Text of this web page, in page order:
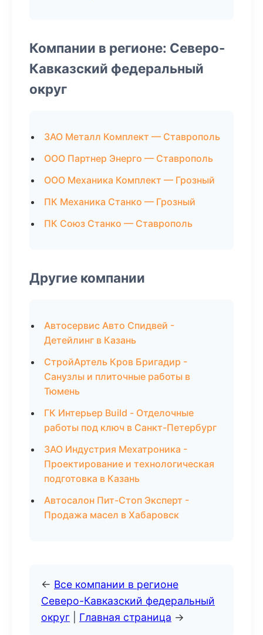
Компании в регионе: Северо-
Кавказский федеральный
округ
ЗАО Металл Комплект — Ставрополь
ООО Партнер Энерго — Ставрополь
ООО Механика Комплект — Грозный
ПК Механика Станко — Грозный
ПК Союз Станко — Ставрополь
Другие компании
Автосервис Авто Спидвей -
Детейлинг в Казань
СтройАртель Кров Бригадир -
Санузлы и плиточные работы в
Тюмень
ГК Интерьер Build - Отделочные
работы под ключ в Санкт-Петербург
ЗАО Индустрия Мехатроника -
Проектирование и технологическая
подготовка в Казань
Автосалон Пит-Стоп Эксперт -
Продажа масел в Хабаровск
← Все компании в регионе
Северо-Кавказский федеральный
округ
Главная страница →